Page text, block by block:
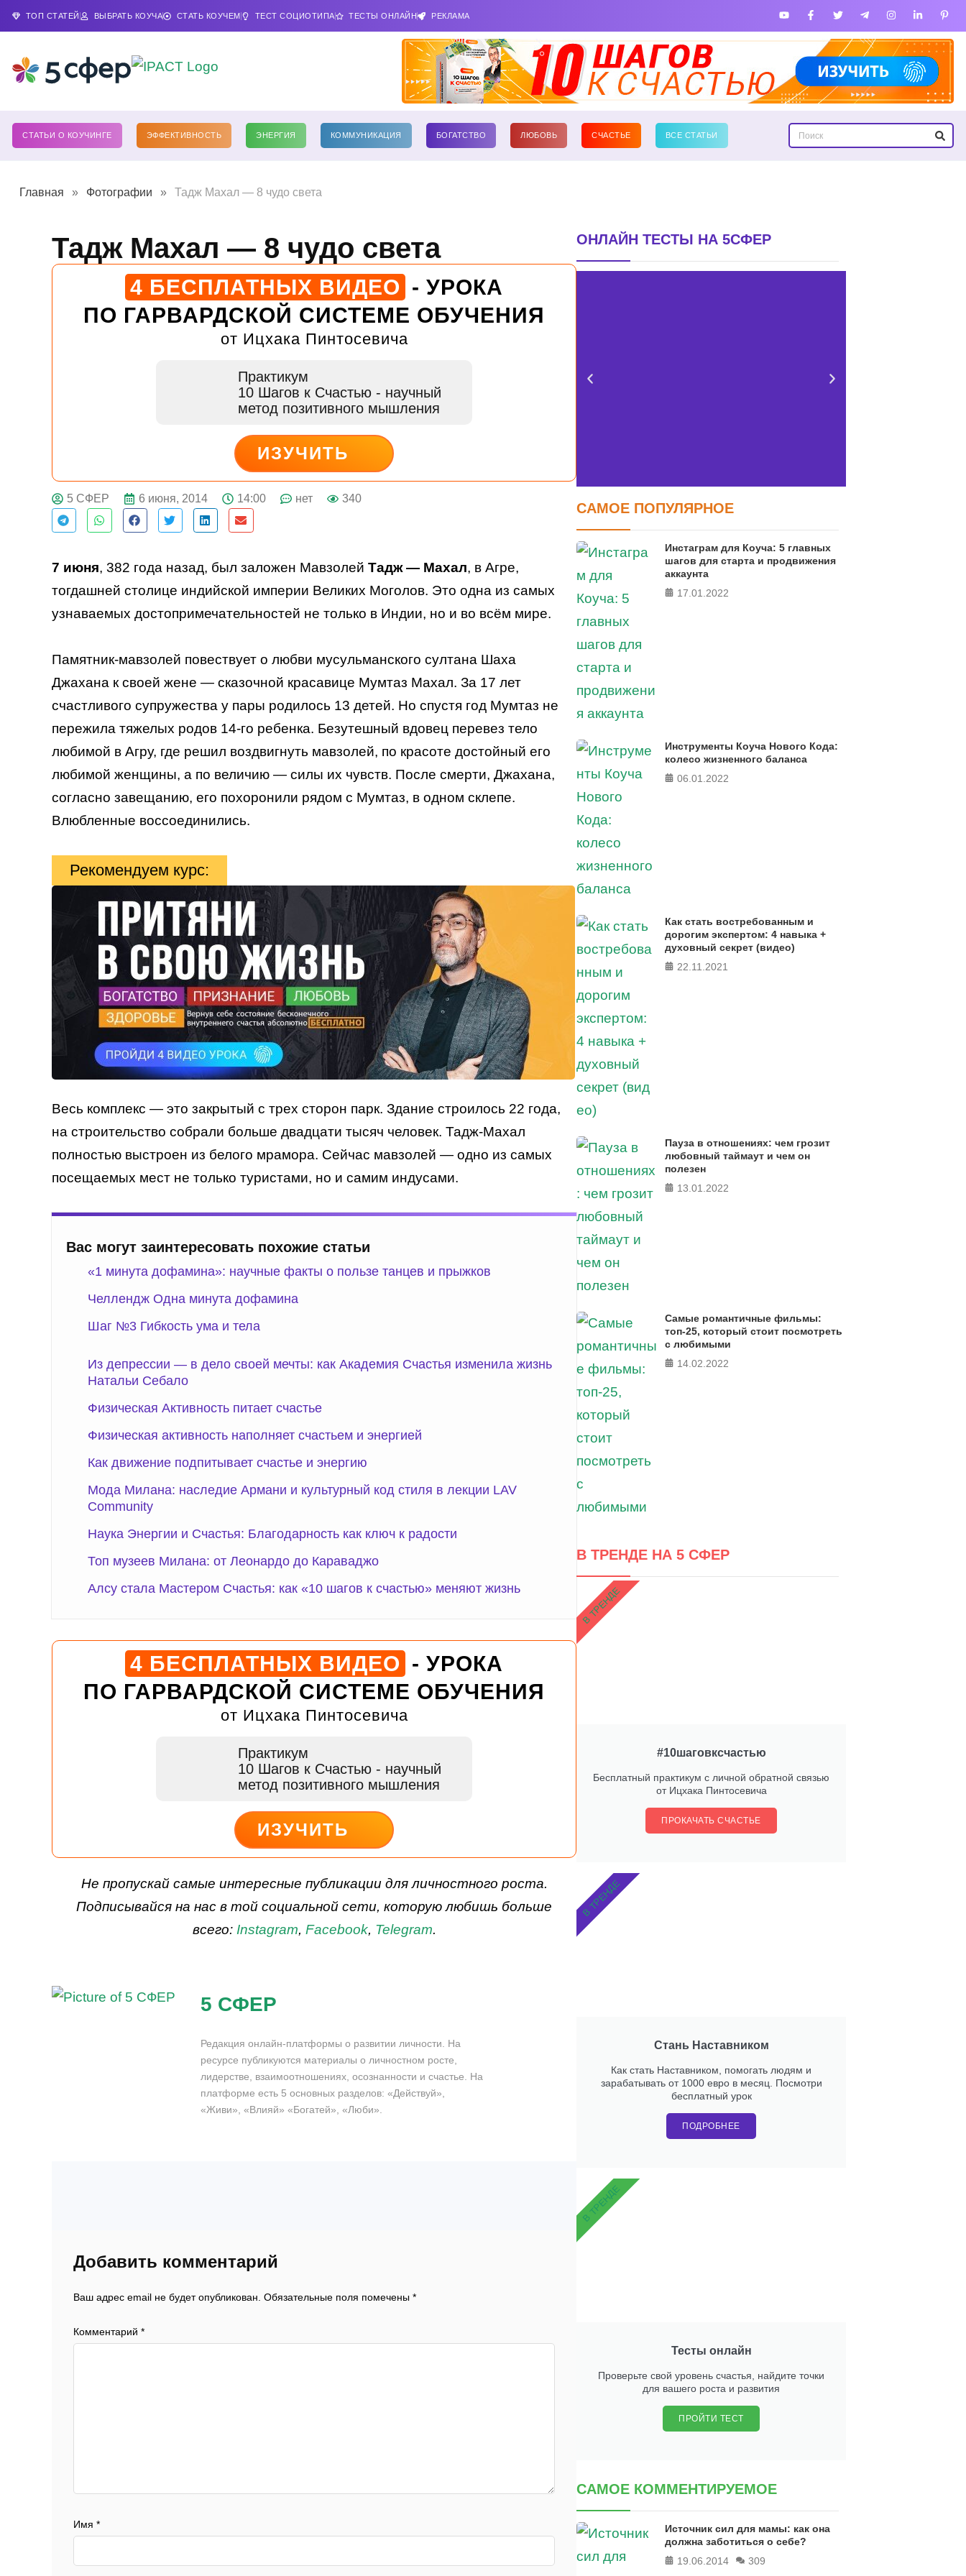
ТОП СТАТЕЙ ВЫБРАТЬ КОУЧА СТАТЬ КОУЧЕМ ТЕСТ СОЦИОТИПА ТЕСТЫ ОНЛАЙН РЕКЛАМА
СТАТЬИ О КОУЧИНГЕ ЭФФЕКТИВНОСТЬ ЭНЕРГИЯ КОММУНИКАЦИЯ БОГАТСТВО ЛЮБОВЬ СЧАСТЬЕ ВСЕ СТАТЬИ
Главная » Фотографии » Тадж Махал — 8 чудо света
Тадж Махал — 8 чудо света
4 БЕСПЛАТНЫХ ВИДЕО - УРОКА
ПО ГАРВАРДСКОЙ СИСТЕМЕ ОБУЧЕНИЯ
от Ицхака Пинтосевича
Практикум
10 Шагов к Счастью - научный
метод позитивного мышления
ИЗУЧИТЬ
ДЕЙСТВУЙ
5 СФЕР 6 июня, 2014 14:00 нет 340
7 июня, 382 года назад, был заложен Мавзолей Тадж — Махал, в Агре,
тогдашней столице индийской империи Великих Моголов. Это одна из самых
узнаваемых достопримечательностей не только в Индии, но и во всём мире.
Памятник-мавзолей повествует о любви мусульманского султана Шаха
Джахана к своей жене — сказочной красавице Мумтаз Махал. За 17 лет
счастливого супружества у пары родилось 13 детей. Но спустя год Мумтаз не
пережила тяжелых родов 14-го ребенка. Безутешный вдовец перевез тело
любимой в Агру, где решил воздвигнуть мавзолей, по красоте достойный его
любимой женщины, а по величию — силы их чувств. После смерти, Джахана,
согласно завещанию, его похоронили рядом с Мумтаз, в одном склепе.
Влюбленные воссоединились.
Рекомендуем курс:
Весь комплекс — это закрытый с трех сторон парк. Здание строилось 22 года,
на строительство собрали больше двадцати тысяч человек. Тадж-Махал
полностью выстроен из белого мрамора. Сейчас мавзолей — одно из самых
посещаемых мест не только туристами, но и самим индусами.
Вас могут заинтересовать похожие статьи
«1 минута дофамина»: научные факты о пользе танцев и прыжков
Челлендж Одна минута дофамина
Шаг №3 Гибкость ума и тела
Из депрессии — в дело своей мечты: как Академия Счастья изменила жизнь
Натальи Себало
Физическая Активность питает счастье
Физическая активность наполняет счастьем и энергией
Как движение подпитывает счастье и энергию
Мода Милана: наследие Армани и культурный код стиля в лекции LAV
Community
Наука Энергии и Счастья: Благодарность как ключ к радости
Топ музеев Милана: от Леонардо до Караваджо
Алсу стала Мастером Счастья: как «10 шагов к счастью» меняют жизнь
4 БЕСПЛАТНЫХ ВИДЕО - УРОКА
ПО ГАРВАРДСКОЙ СИСТЕМЕ ОБУЧЕНИЯ
от Ицхака Пинтосевича
Практикум
10 Шагов к Счастью - научный
метод позитивного мышления
ИЗУЧИТЬ
ДЕЙСТВУЙ
Не пропускай самые интересные публикации для личностного роста.
Подписывайся на нас в той социальной сети, которую любишь больше
всего: Instagram, Facebook, Telegram.
5 СФЕР
Редакция онлайн-платформы о развитии личности. На
ресурсе публикуются материалы о личностном росте,
лидерстве, взаимоотношениях, осознанности и счастье. На
платформе есть 5 основных разделов: «Действуй»,
«Живи», «Влияй» «Богатей», «Люби».
Добавить комментарий
Ваш адрес email не будет опубликован. Обязательные поля помечены *
Комментарий *
Имя *
ОНЛАЙН ТЕСТЫ НА 5СФЕР
Тест FERMI
FERMI - современная методика
оценки уровня счастья в 5 главных
сферах
САМОЕ ПОПУЛЯРНОЕ
Инстаграм для Коуча: 5 главных
шагов для старта и продвижения
аккаунта
17.01.2022
Инструменты Коуча Нового Кода:
колесо жизненного баланса
06.01.2022
Как стать востребованным и
дорогим экспертом: 4 навыка +
духовный секрет (видео)
22.11.2021
Пауза в отношениях: чем грозит
любовный таймаут и чем он
полезен
13.01.2022
Самые романтичные фильмы:
топ-25, который стоит посмотреть
с любимыми
14.02.2022
В ТРЕНДЕ НА 5 СФЕР
#10шаговксчастью
Бесплатный практикум с личной обратной связью
от Ицхака Пинтосевича
ПРОКАЧАТЬ СЧАСТЬЕ
В ТРЕНДЕ
Стань Наставником
Как стать Наставником, помогать людям и
зарабатывать от 1000 евро в месяц. Посмотри
бесплатный урок
ПОДРОБНЕЕ
В ТРЕНДЕ
Тесты онлайн
Проверьте свой уровень счастья, найдите точки
для вашего роста и развития
ПРОЙТИ ТЕСТ
В ТРЕНДЕ
САМОЕ КОММЕНТИРУЕМОЕ
Источник сил для мамы: как она
должна заботиться о себе?
19.06.2014
309